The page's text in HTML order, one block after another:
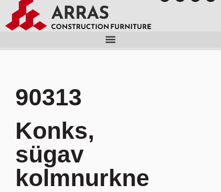
90313
Konks,
sügav
kolmnurkne